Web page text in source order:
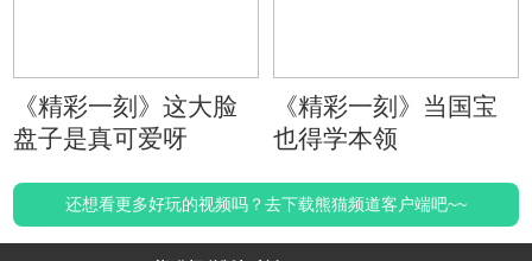
《精彩一刻》这大脸
盘子是真可爱呀
《精彩一刻》当国宝
也得学本领
还想看更多好玩的视频吗？去下载熊猫频道客户端吧~~